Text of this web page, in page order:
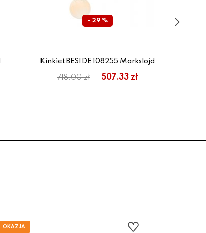
- 29 %
Kinkiet BESIDE 108255 Markslojd
718.00 zł 507.33 zł